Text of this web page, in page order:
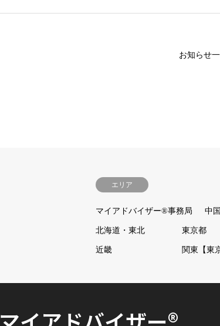
お知らせ
エリア
マイアドバイザー®事務局 中
北海道・東北 東京都
近畿 関東【東